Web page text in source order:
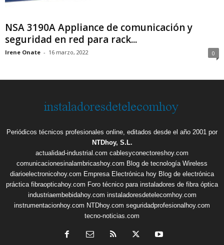
NSA 3190A Appliance de comunicación y
seguridad en red para rack...
Irene Onate - 16 marzo, 2022 0
Periódicos técnicos profesionales online, editados desde el año 2001 por
NTDhoy, S.L.
actualidad-industrial.com cablesyconectoreshoy.com
comunicacionesinalambricashoy.com Blog de tecnología Wireless
diarioelectronicohoy.com Empresa Electrónica hoy Blog de electrónica
práctica fibraopticahoy.com Foro técnico para instaladores de fibra óptica
industriaembebidahoy.com instaladoresdetelecomhoy.com
instrumentacionhoy.com NTDhoy.com seguridadprofesionalhoy.com
tecno-noticias.com